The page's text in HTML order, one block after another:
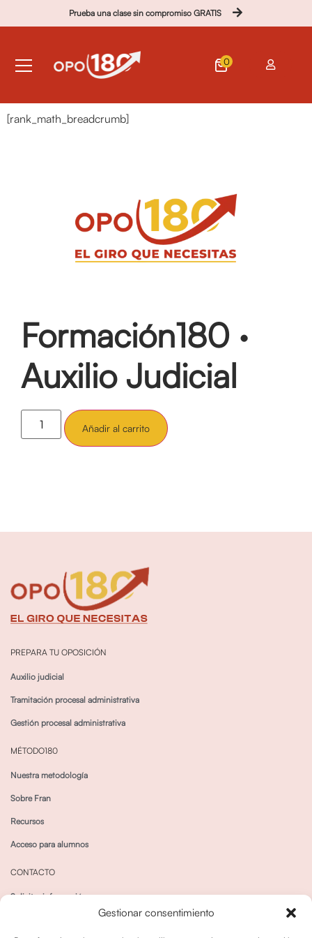
Gestionar consentimiento
Prueba una clase sin compromiso GRATIS
0
[rank_math_breadcrumb]
Formación180 ·
Auxilio Judicial
Añadir al carrito
PREPARA TU OPOSICIÓN
Auxilio judicial
Tramitación procesal administrativa
Gestión procesal administrativa
MÉTODO180
Nuestra metodología
Sobre Fran
Recursos
Acceso para alumnos
CONTACTO
Solicitar información